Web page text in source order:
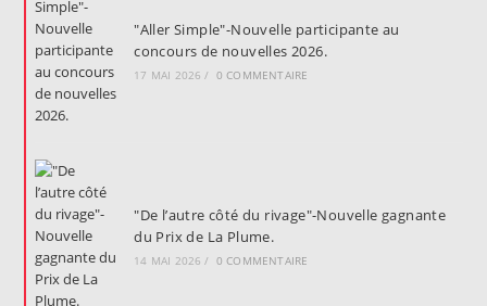
"Aller Simple"-Nouvelle participante au
concours de nouvelles 2026.
17 MAI 2026 / 0 COMMENTAIRE
"De l’autre côté du rivage"-Nouvelle gagnante
du Prix de La Plume.
14 MAI 2026 / 0 COMMENTAIRE